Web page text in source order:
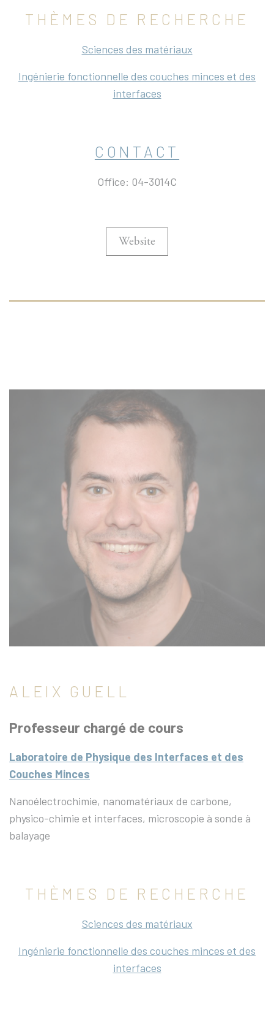
THÈMES DE RECHERCHE
Sciences des matériaux
Ingénierie fonctionnelle des couches minces et des
interfaces
CONTACT
Office: 04-3014C
Website
ALEIX GUELL
Professeur chargé de cours
Laboratoire de Physique des Interfaces et des
Couches Minces
Nanoélectrochimie, nanomatériaux de carbone,
physico-chimie et interfaces, microscopie à sonde à
balayage
THÈMES DE RECHERCHE
Sciences des matériaux
Ingénierie fonctionnelle des couches minces et des
interfaces